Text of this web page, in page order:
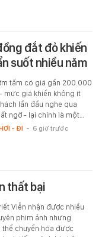
đắt đỏ khiến
suốt nhiều năm
tấm có giá gần 200.000
mức giá khiến không ít
lần đầu nghe qua
ngờ - lại chính là một…
- ĐI - 6 giờ trước
thất bại
Viễn nhận được nhiều
phim ảnh nhưng
thể chuyển hóa được